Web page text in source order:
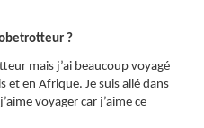
?
mais j’ai beaucoup voyagé
et en Afrique. Je suis allé dans
voyager car j’aime ce